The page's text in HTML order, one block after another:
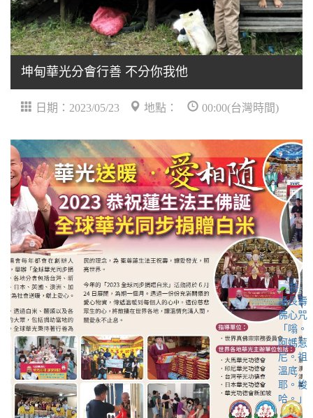
坤甸華光分會行善 不分你我他
日期：2023/05/23 地點： 00:00(台灣時間)